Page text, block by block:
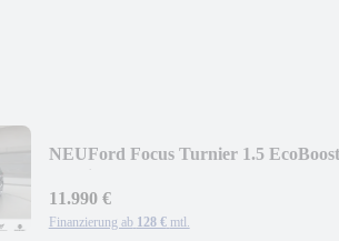
NEUFord Focus Turnier 1.5 EcoBoost
11.990 €
Finanzierung ab 128 € mtl.